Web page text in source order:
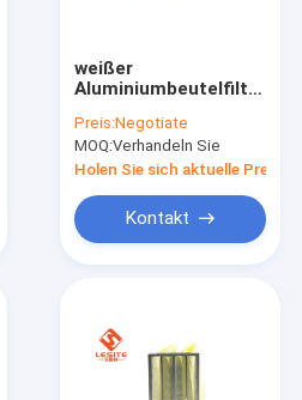
weißer
Aluminiumbeutelfilter
Leistungsfähigkeits-
Filter
Preis:Negotiate
MOQ:Verhandeln Sie
Holen Sie sich aktuelle Preis
Kontakt